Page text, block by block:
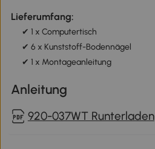
Lieferumfang:
✔ 1 x Computertisch
✔ 6 x Kunststoff-Bodennägel
✔ 1 x Montageanleitung
Anleitung
920-037WT Runterladen